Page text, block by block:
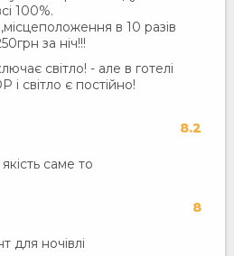
100%.
в 10 разів
за ніч!!!
світло! - але в готелі
світло є постійно!
8.2
саме то
8
для ночівлі